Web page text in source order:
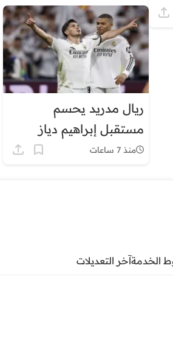
ريال مدريد يحسم
مستقبل إبراهيم دياز
منذ 7 ساعات
الخدمةآخر التعديلات